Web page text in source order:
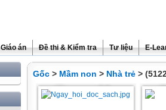
Giáo án Đề thi & Kiểm tra Tư liệu E-
Gốc > Mầm non > Nhà trẻ >